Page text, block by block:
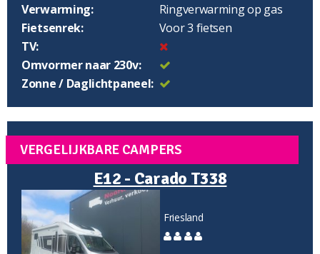
Verwarming:
Ringverwarming op gas
Fietsenrek:
Voor 3 fietsen
TV:
Omvormer naar 230v:
Zonne / Daglichtpaneel:
VERGELIJKBARE CAMPERS
E12 - Carado T338
Friesland